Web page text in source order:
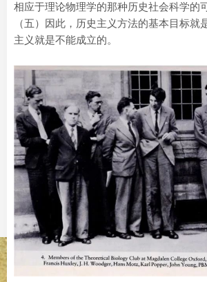
相应于理论物理学的那种历史社会科学的
（五）因此，历史主义方法的基本目标就
主义就是不能成立的。